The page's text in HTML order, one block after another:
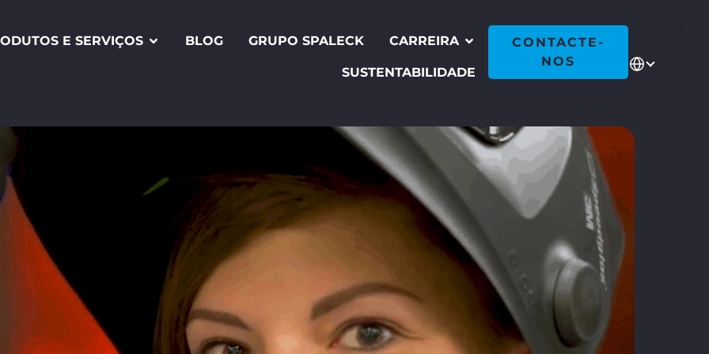
E SERVIÇOS BLOG GRUPO SPALECK CARREIRA
SUSTENTABILIDADE
CONTACTE-
NOS